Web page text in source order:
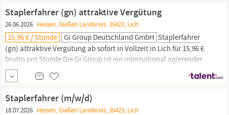
bei allgemeinen Fahrten und im...
Staplerfahrer (gn) attraktive Vergütung
26.06.2026 Hessen, Gießen Landkreis, 35423, Lich
15,96 € / Stunde Gi Group Deutschland GmbH Staplerfahrer
(gn) attraktive Vergütung ab sofort in Vollzeit in Lich für 15,96 €
brutto pro Stunde Die Gi Group ist ein international agierender
Personaldienstleister mit mehr als 500 Standorten in 40 Ländern.
Aufgaben Ein- und auslagern von Waren im Hochregallager, be-
und entladen von Lkw Präzises manövrieren in schmalen Gängen
sowie
Staplerfahrer (m/w/d)
18.07.2026 Hessen, Gießen Landkreis, 35423, Lich